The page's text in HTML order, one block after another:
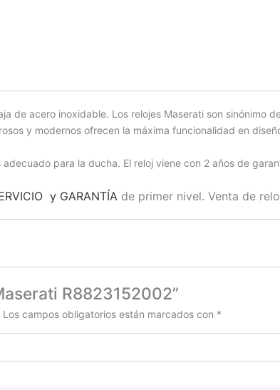
de acero inoxidable. Los relojes Maserati son sinónimo
y modernos ofrecen la máxima funcionalidad en
para la ducha. El reloj viene con 2 años de
y GARANTÍA de primer nivel. Venta de
R8823152002”
Los campos obligatorios están marcados con *